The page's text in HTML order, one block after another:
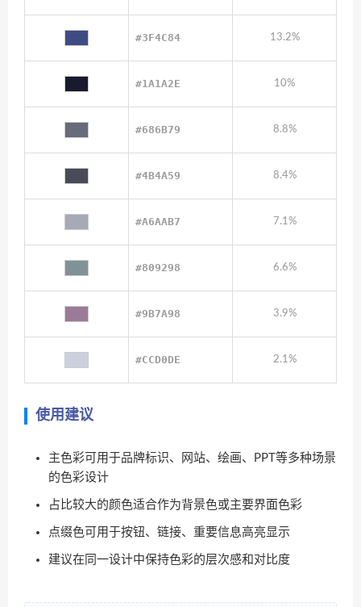
#3F4C84 13.2%
#1A1A2E 10%
#686B79 8.8%
#4B4A59 8.4%
#A6AAB7 7.1%
#809298 6.6%
#9B7A98 3.9%
#CCD0DE 2.1%
使用建议
主色彩可用于品牌标识、网站、绘画、PPT等多种场景
的色彩设计
占比较大的颜色适合作为背景色或主要界面色彩
点缀色可用于按钮、链接、重要信息高亮显示
建议在同一设计中保持色彩的层次感和对比度